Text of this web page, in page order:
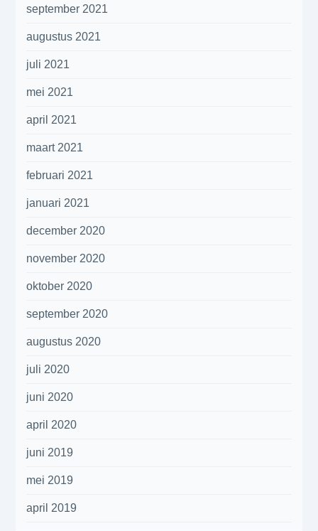
september 2021
augustus 2021
juli 2021
mei 2021
april 2021
maart 2021
februari 2021
januari 2021
december 2020
november 2020
oktober 2020
september 2020
augustus 2020
juli 2020
juni 2020
april 2020
juni 2019
mei 2019
april 2019